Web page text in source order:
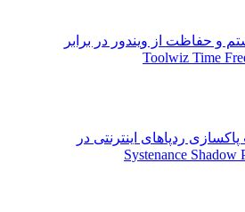
و حفاظت از ویندور در برابر
Toolwiz Time
ردپاهای اینترنتی در
Systenance Shadow